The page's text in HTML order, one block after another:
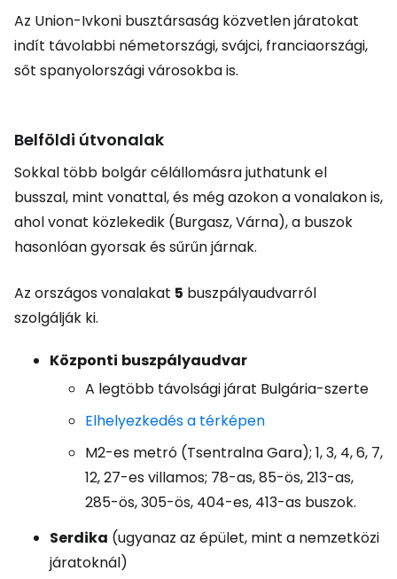
Az Union-Ivkoni busztársaság közvetlen járatokat
indít távolabbi németországi, svájci, franciaországi,
sőt spanyolországi városokba is.
Belföldi útvonalak
Sokkal több bolgár célállomásra juthatunk el
busszal, mint vonattal, és még azokon a vonalakon is,
ahol vonat közlekedik (Burgasz, Várna), a buszok
hasonlóan gyorsak és sűrűn járnak.
Az országos vonalakat 5 buszpályaudvarról
szolgálják ki.
Központi buszpályaudvar
A legtöbb távolsági járat Bulgária-szerte
Elhelyezkedés a térképen
M2-es metró (Tsentralna Gara); 1, 3, 4, 6, 7,
12, 27-es villamos; 78-as, 85-ös, 213-as,
285-ös, 305-ös, 404-es, 413-as buszok.
Serdika (ugyanaz az épület, mint a nemzetközi
járatoknál)